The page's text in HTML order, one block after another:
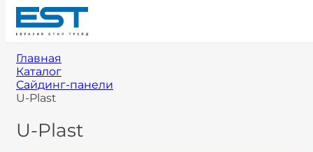
Главная
Каталог
Сайдинг-панели
U-Plast
U-Plast